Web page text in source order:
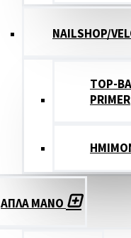
NAILSHOP/
TOP-
PRIMER
ΑΠΛΑ ΜΑΝΟ